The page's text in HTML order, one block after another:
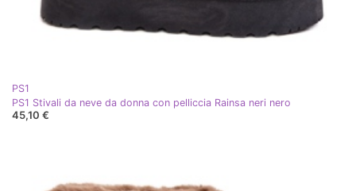
PS1
PS1 Stivali da neve da donna con pelliccia Rainsa neri nero
45,10 €